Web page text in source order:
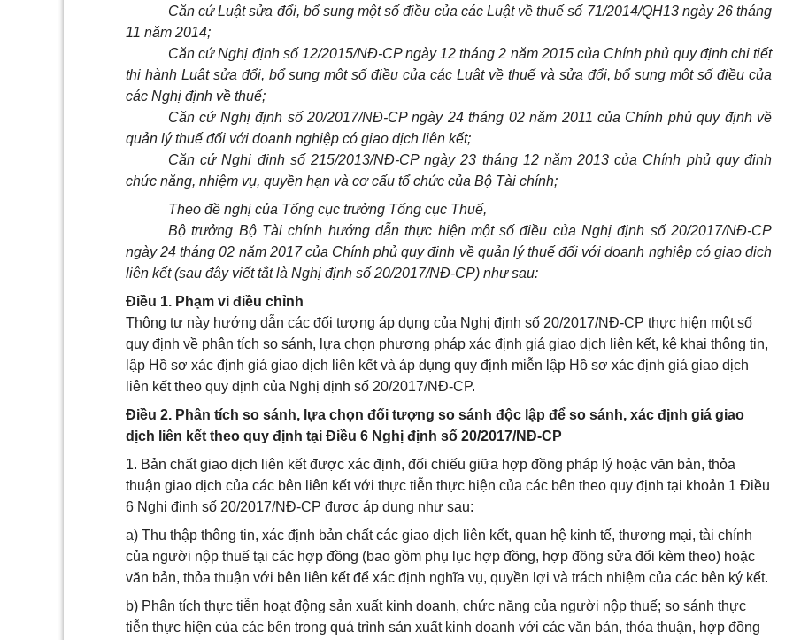
Căn cứ Luật sửa đổi, bổ sung một số điều của các Luật về thuế số 71/2014/QH13 ngày 26 tháng
11 năm 2014;
Căn cứ Nghị định số 12/2015/NĐ-CP ngày 12 tháng 2 năm 2015 của Chính phủ quy định chi tiết
thi hành Luật sửa đổi, bổ sung một số điều của các Luật về thuế và sửa đổi, bổ sung một số điều của
các Nghị định về thuế;
Căn cứ Nghị định số 20/2017/NĐ-CP ngày 24 tháng 02 năm 2011 của Chính phủ quy định về
quản lý thuế đối với doanh nghiệp có giao dịch liên kết;
Căn cứ Nghị định số 215/2013/NĐ-CP ngày 23 tháng 12 năm 2013 của Chính phủ quy định
chức năng, nhiệm vụ, quyền hạn và cơ cấu tổ chức của Bộ Tài chính;
Theo đề nghị của Tổng cục trưởng Tổng cục Thuế,
Bộ trưởng Bộ Tài chính hướng dẫn thực hiện một số điều của Nghị định số 20/2017/NĐ-CP
ngày 24 tháng 02 năm 2017 của Chính phủ quy định về quản lý thuế đối với doanh nghiệp có giao dịch
liên kết (sau đây viết tắt là Nghị định số 20/2017/NĐ-CP) như sau:
Điều 1. Phạm vi điều chỉnh
Thông tư này hướng dẫn các đối tượng áp dụng của Nghị định số 20/2017/NĐ-CP thực hiện một số
quy định về phân tích so sánh, lựa chọn phương pháp xác định giá giao dịch liên kết, kê khai thông tin,
lập Hồ sơ xác định giá giao dịch liên kết và áp dụng quy định miễn lập Hồ sơ xác định giá giao dịch
liên kết theo quy định của Nghị định số 20/2017/NĐ-CP.
Điều 2. Phân tích so sánh, lựa chọn đối tượng so sánh độc lập để so sánh, xác định giá giao
dịch liên kết theo quy định tại Điều 6 Nghị định số 20/2017/NĐ-CP
1. Bản chất giao dịch liên kết được xác định, đối chiếu giữa hợp đồng pháp lý hoặc văn bản, thỏa
thuận giao dịch của các bên liên kết với thực tiễn thực hiện của các bên theo quy định tại khoản 1 Điều
6 Nghị định số 20/2017/NĐ-CP được áp dụng như sau:
a) Thu thập thông tin, xác định bản chất các giao dịch liên kết, quan hệ kinh tế, thương mại, tài chính
của người nộp thuế tại các hợp đồng (bao gồm phụ lục hợp đồng, hợp đồng sửa đổi kèm theo) hoặc
văn bản, thỏa thuận với bên liên kết để xác định nghĩa vụ, quyền lợi và trách nhiệm của các bên ký kết.
b) Phân tích thực tiễn hoạt động sản xuất kinh doanh, chức năng của người nộp thuế; so sánh thực
tiễn thực hiện của các bên trong quá trình sản xuất kinh doanh với các văn bản, thỏa thuận, hợp đồng